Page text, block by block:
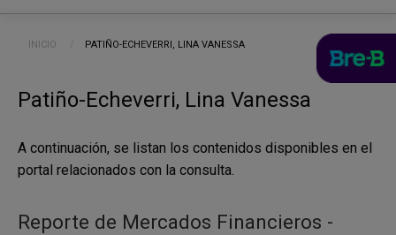
Ruta de navegación
INICIO CURRENT:
PATIÑO-ECHEVERRI, LINA VANESSA
Patiño-Echeverri, Lina Vanessa
A continuación, se listan los contenidos disponibles en el
portal relacionados con la consulta.
Reporte de Mercados Financieros -